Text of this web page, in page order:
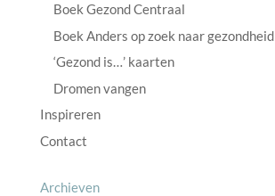
Boek Gezond Centraal
Boek Anders op zoek naar gezondheid
‘Gezond is…’ kaarten
Dromen vangen
Inspireren
Contact
Archieven